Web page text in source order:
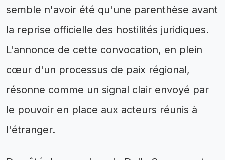
semble n'avoir été qu'une parenthèse avant
la reprise officielle des hostilités juridiques.
L'annonce de cette convocation, en plein
cœur d'un processus de paix régional,
résonne comme un signal clair envoyé par
le pouvoir en place aux acteurs réunis à
l'étranger.